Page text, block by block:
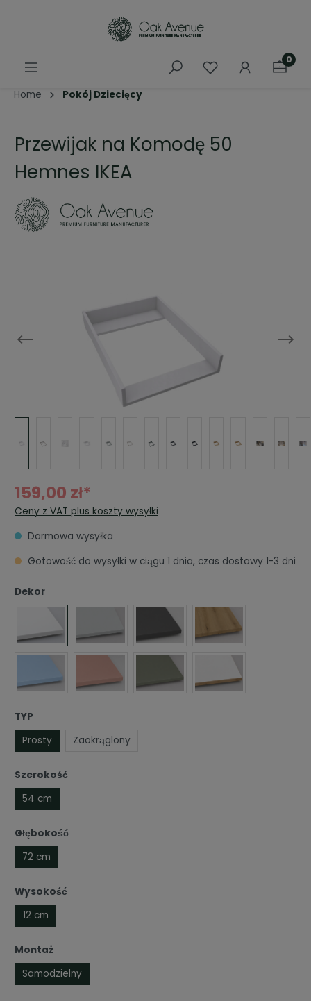
0
Home Pokój Dziecięcy
Przewijak na Komodę 50
Hemnes IKEA
159,00 zł*
Ceny z VAT plus koszty wysyłki
Darmowa wysyłka
Gotowość do wysyłki w ciągu 1 dnia, czas dostawy 1-3 dni
Dekor
TYP
Prosty
Zaokrąglony
Szerokość
54 cm
Głębokość
72 cm
Wysokość
12 cm
Montaż
Samodzielny